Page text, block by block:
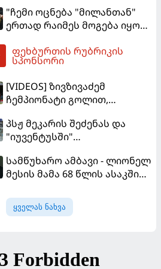
"ჩემი ოცნება "მილანთან"
ერთად რაიმეს მოგება იყო" -
თავის მისიაზე ისაუბრა
ფეხბურთის რუბრიკის
სპონსორი
[VIDEOS] ზივზივაძემ
ჩემპიონატი გოლით,
გამარჯვებით დაიწყო
პსჟ მეკარის შეძენას და
"იუვენტუსში"
სამწუხარო ამბავი - ლიონელ
მესის მამა 68 წლის ასაკში
ყველას ნახვა